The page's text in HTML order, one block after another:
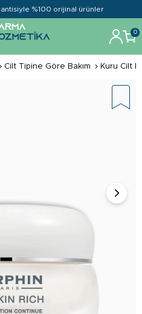
%100 orijinal ürünler
0
Cilt Tipine Göre Bakım Kuru Cilt